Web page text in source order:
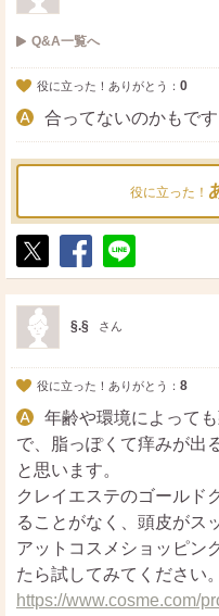
Q&A一覧へ
役に立った！ありがとう： 0
合ってないのかもです
役に立った！
ポ
ス
ト
シ
ェ
送
る
§.§ さん
役に立った！ありがとう： 8
年齢や環境によって
で、脂っぽくて痒みが出
と思います。
クレイエステのゴールド
ることがなく、頭皮がス
アットコスメショッピン
たら試してみてください
https://www.cosme.com/